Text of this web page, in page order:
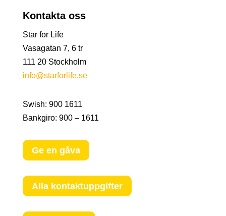
Kontakta oss
Star for Life
Vasagatan 7, 6 tr
111 20 Stockholm
info@starforlife.se
Swish: 900 1611
Bankgiro: 900 – 1611
Ge en gåva
Alla kontaktuppgifter